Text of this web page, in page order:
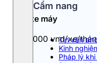
Cẩm nang
Tin văn
Kinh
Pháp lý
Đỗ xe máy
100.000 vnd/xe/